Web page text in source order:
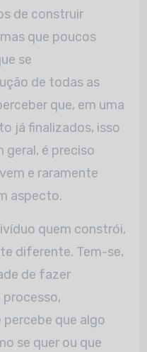
de construir
que poucos
se
de todas as
que, em uma
já finalizados, isso
geral, é preciso
e raramente
aspecto.
quem constrói,
diferente. Tem-se,
de fazer
que algo
se quer ou que